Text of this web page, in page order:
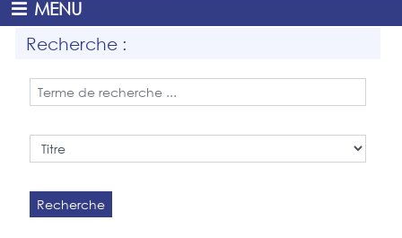
MENU
Recherche :
Recherche